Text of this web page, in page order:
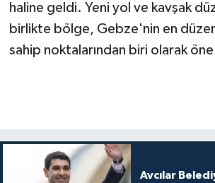
haline geldi. Yeni yol ve kavşak
birlikte bölge, Gebze'nin en
sahip noktalarından biri olarak öne
Avcılar